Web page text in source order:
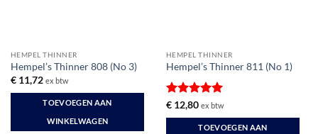
HEMPEL THINNER
Hempel’s Thinner 808 (No 3)
€11,72 ex btw
TOEVOEGEN AAN
WINKELWAGEN
HEMPEL THINNER
Hempel’s Thinner 811 (No 1)
Gewaardeerd
5uit 5
€12,80 ex btw
TOEVOEGEN AAN